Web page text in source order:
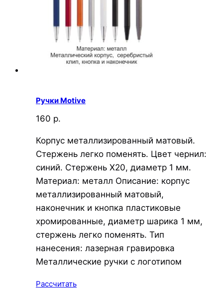
Ручки Motive
160 р.
Корпус металлизированный матовый.
Стержень легко поменять. Цвет чернил:
синий. Стержень Х20, диаметр 1 мм.
Материал: металл Описание: корпус
металлизированный матовый,
наконечник и кнопка пластиковые
хромированные, диаметр шарика 1 мм,
стержень легко поменять. Тип
нанесения: лазерная гравировка
Металлические ручки с логотипом
Рассчитать